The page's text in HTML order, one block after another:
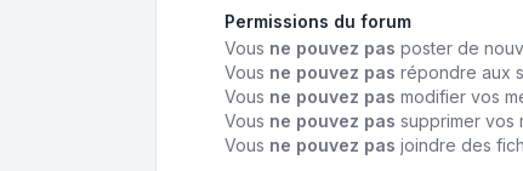
Permissions du forum
Vous ne pouvez pas poster de
Vous ne pouvez pas répondre aux
Vous ne pouvez pas modifier vos
Vous ne pouvez pas supprimer vos
Vous ne pouvez pas joindre des